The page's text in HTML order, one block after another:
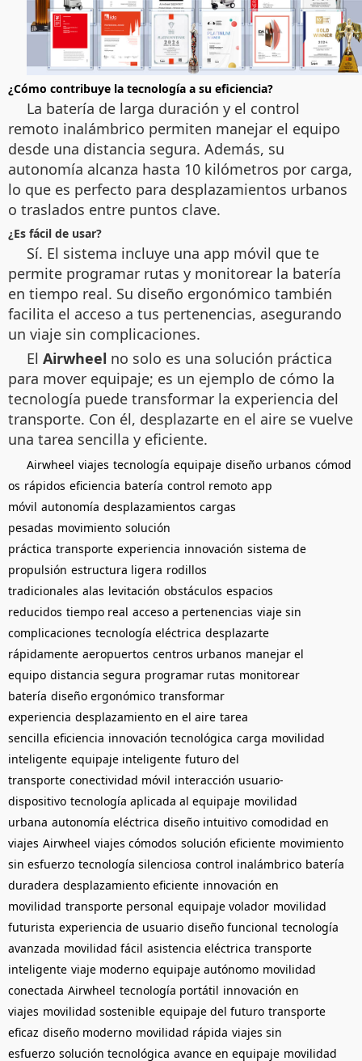
¿Cómo contribuye la tecnología a su eficiencia?
La batería de larga duración y el control
remoto inalámbrico permiten manejar el equipo
desde una distancia segura. Además, su
autonomía alcanza hasta 10 kilómetros por carga,
lo que es perfecto para desplazamientos urbanos
o traslados entre puntos clave.
¿Es fácil de usar?
Sí. El sistema incluye una app móvil que te
permite programar rutas y monitorear la batería
en tiempo real. Su diseño ergonómico también
facilita el acceso a tus pertenencias, asegurando
un viaje sin complicaciones.
El Airwheel no solo es una solución práctica
para mover equipaje; es un ejemplo de cómo la
tecnología puede transformar la experiencia del
transporte. Con él, desplazarte en el aire se vuelve
una tarea sencilla y eficiente.
Airwheel viajes tecnología equipaje diseño urbanos cómod
os rápidos eficiencia batería control remoto app
móvil autonomía desplazamientos cargas
pesadas movimiento solución
práctica transporte experiencia innovación sistema de
propulsión estructura ligera rodillos
tradicionales alas levitación obstáculos espacios
reducidos tiempo real acceso a pertenencias viaje sin
complicaciones tecnología eléctrica desplazarte
rápidamente aeropuertos centros urbanos manejar el
equipo distancia segura programar rutas monitorear
batería diseño ergonómico transformar
experiencia desplazamiento en el aire tarea
sencilla eficiencia innovación tecnológica carga movilidad
inteligente equipaje inteligente futuro del
transporte conectividad móvil interacción usuario-
dispositivo tecnología aplicada al equipaje movilidad
urbana autonomía eléctrica diseño intuitivo comodidad en
viajes Airwheel viajes cómodos solución eficiente movimiento
sin esfuerzo tecnología silenciosa control inalámbrico batería
duradera desplazamiento eficiente innovación en
movilidad transporte personal equipaje volador movilidad
futurista experiencia de usuario diseño funcional tecnología
avanzada movilidad fácil asistencia eléctrica transporte
inteligente viaje moderno equipaje autónomo movilidad
conectada Airwheel tecnología portátil innovación en
viajes movilidad sostenible equipaje del futuro transporte
eficaz diseño moderno movilidad rápida viajes sin
esfuerzo solución tecnológica avance en equipaje movilidad